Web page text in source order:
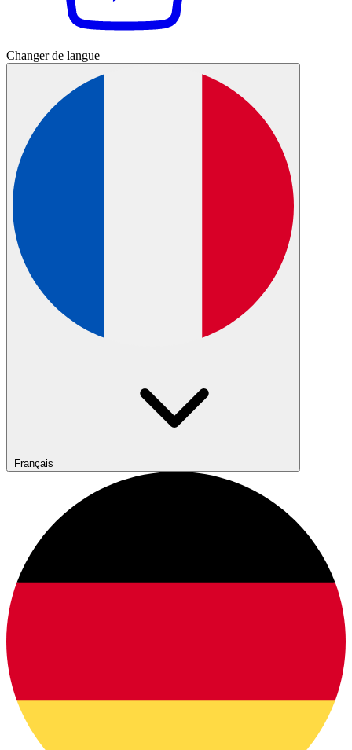
Changer de langue
Français